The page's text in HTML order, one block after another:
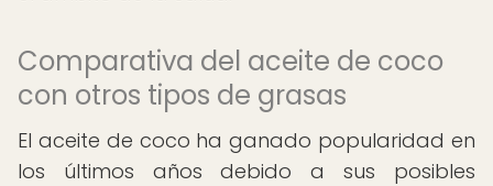
Comparativa del aceite de coco
con otros tipos de grasas
El aceite de coco ha ganado popularidad en
los últimos años debido a sus posibles